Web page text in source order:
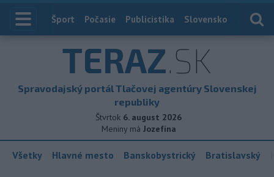
Index
Šport Počasie Publicistika Slovensko
TERAZ.SK
Spravodajský portál Tlačovej agentúry Slovenskej
republiky
Štvrtok 6. august 2026
Meniny má Jozefína
Všetky Hlavné mesto Banskobystrický Bratislavský